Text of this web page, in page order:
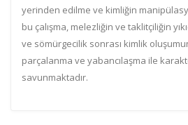
yerinden edilme ve kimliğin
bu çalışma, melezliğin ve taklitçiliğin
ve sömürgecilik sonrası kimlik
parçalanma ve yabancılaşma ile
savunmaktadır.